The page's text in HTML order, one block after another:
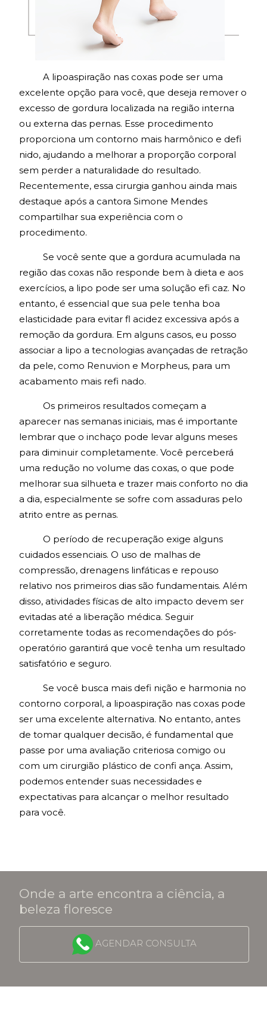
A lipoaspiração nas coxas pode ser uma
excelente opção para você, que deseja remover o
excesso de gordura localizada na região interna
ou externa das pernas. Esse procedimento
proporciona um contorno mais harmônico e defi
nido, ajudando a melhorar a proporção corporal
sem perder a naturalidade do resultado.
Recentemente, essa cirurgia ganhou ainda mais
destaque após a cantora Simone Mendes
compartilhar sua experiência com o
procedimento.
Se você sente que a gordura acumulada na
região das coxas não responde bem à dieta e aos
exercícios, a lipo pode ser uma solução efi caz. No
entanto, é essencial que sua pele tenha boa
elasticidade para evitar fl acidez excessiva após a
remoção da gordura. Em alguns casos, eu posso
associar a lipo a tecnologias avançadas de retração
da pele, como Renuvion e Morpheus, para um
acabamento mais refi nado.
Os primeiros resultados começam a
aparecer nas semanas iniciais, mas é importante
lembrar que o inchaço pode levar alguns meses
para diminuir completamente. Você perceberá
uma redução no volume das coxas, o que pode
melhorar sua silhueta e trazer mais conforto no dia
a dia, especialmente se sofre com assaduras pelo
atrito entre as pernas.
O período de recuperação exige alguns
cuidados essenciais. O uso de malhas de
compressão, drenagens linfáticas e repouso
relativo nos primeiros dias são fundamentais. Além
disso, atividades físicas de alto impacto devem ser
evitadas até a liberação médica. Seguir
corretamente todas as recomendações do pós-
operatório garantirá que você tenha um resultado
satisfatório e seguro.
Se você busca mais defi nição e harmonia no
contorno corporal, a lipoaspiração nas coxas pode
ser uma excelente alternativa. No entanto, antes
de tomar qualquer decisão, é fundamental que
passe por uma avaliação criteriosa comigo ou
com um cirurgião plástico de confi ança. Assim,
podemos entender suas necessidades e
expectativas para alcançar o melhor resultado
para você.
Onde a arte encontra a ciência, a
beleza floresce
AGENDAR CONSULTA